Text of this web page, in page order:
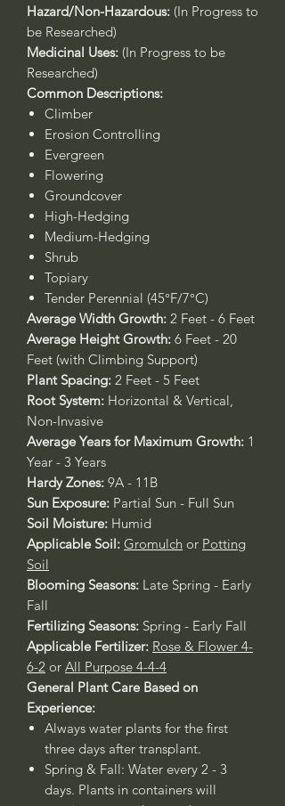
Hazard/Non-Hazardous: (In Progress to
be Researched)
Medicinal Uses: (In Progress to be
Researched)
Common Descriptions:
Climber
Erosion Controlling
Evergreen
Flowering
Groundcover
High-Hedging
Medium-Hedging
Shrub
Topiary
Tender Perennial (45°F/7°C)
Average Width Growth: 2 Feet - 6 Feet
Average Height Growth: 6 Feet - 20
Feet (with Climbing Support)
Plant Spacing: 2 Feet - 5 Feet
Root System: Horizontal & Vertical,
Non-Invasive
Average Years for Maximum Growth: 1
Year - 3 Years
Hardy Zones: 9A - 11B
Sun Exposure: Partial Sun - Full Sun
Soil Moisture: Humid
Applicable Soil: Gromulch or Potting
Soil
Blooming Seasons: Late Spring - Early
Fall
Fertilizing Seasons: Spring - Early Fall
Applicable Fertilizer: Rose & Flower 4-
6-2 or All Purpose 4-4-4
General Plant Care Based on
Experience:
Always water plants for the first
three days after transplant.
Spring & Fall: Water every 2 - 3
days. Plants in containers will